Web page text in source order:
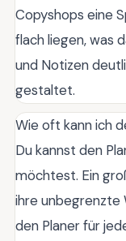
Copyshops eine
flach liegen, was
und Notizen
gestaltet.
Wie oft kann ich
Du kannst den
möchtest. Ein
ihre unbegrenzte
den Planer für